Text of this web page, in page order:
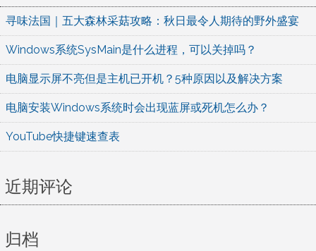
己
精
灵
技
能
攻
略
寻味法国｜五大森林采菇攻略：秋日最令人期待的野外盛宴
Windows系统SysMain是什么进程，可以关掉吗？
电脑显示屏不亮但是主机已开机？5种原因以及解决方案
电脑安装Windows系统时会出现蓝屏或死机怎么办？
YouTube快捷键速查表
近期评论
归档